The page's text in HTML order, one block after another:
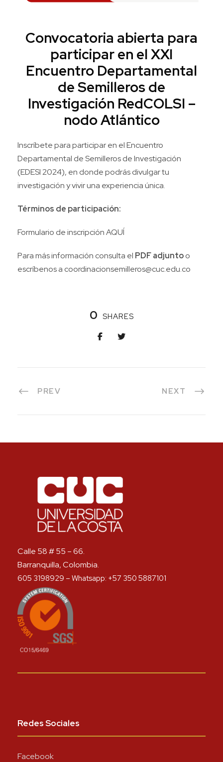
Convocatoria abierta para
participar en el XXI
Encuentro Departamental
de Semilleros de
Investigación RedCOLSI –
nodo Atlántico
Inscríbete para participar en el Encuentro
Departamental de Semilleros de Investigación
(EDESI 2024), en donde podrás divulgar tu
investigación y vivir una experiencia única.
Términos de participación:
Formulario de inscripciónAQUÍ
Para más información consulta el PDF adjuntoo
escríbenos a coordinacionsemilleros@cuc.edu.co
0 SHARES
PREV NEXT
Calle 58 # 55 – 66.
Barranquilla, Colombia.
605 3198929 – Whatsapp: +57 350 5887101
Redes Sociales
Facebook